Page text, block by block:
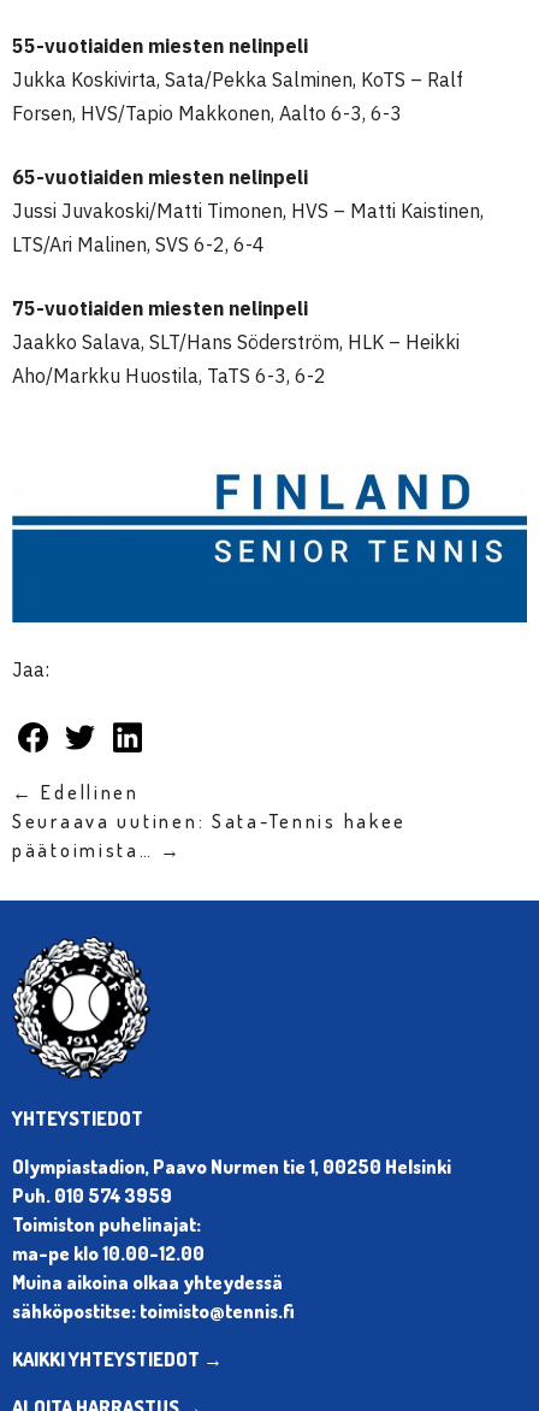
55-vuotiaiden miesten nelinpeli
Jukka Koskivirta, Sata/Pekka Salminen, KoTS – Ralf
Forsen, HVS/Tapio Makkonen, Aalto 6-3, 6-3
65-vuotiaiden miesten nelinpeli
Jussi Juvakoski/Matti Timonen, HVS – Matti Kaistinen,
LTS/Ari Malinen, SVS 6-2, 6-4
75-vuotiaiden miesten nelinpeli
Jaakko Salava, SLT/Hans Söderström, HLK – Heikki
Aho/Markku Huostila, TaTS 6-3, 6-2
Jaa:
← Edellinen
Seuraava uutinen: Sata-Tennis hakee
päätoimista… →
YHTEYSTIEDOT
Olympiastadion, Paavo Nurmen tie 1, 00250 Helsinki
Puh. 010 574 3959
Toimiston puhelinajat:
ma-pe klo 10.00-12.00
Muina aikoina olkaa yhteydessä
sähköpostitse: toimisto@tennis.fi
KAIKKI YHTEYSTIEDOT →